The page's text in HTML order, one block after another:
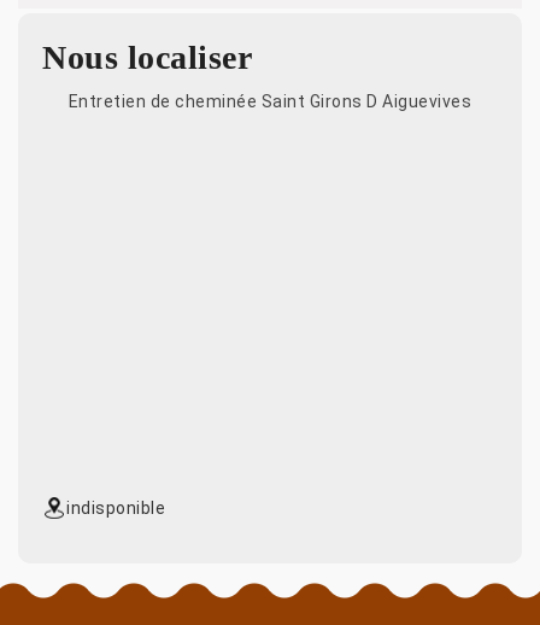
Nous localiser
Entretien de cheminée Saint Girons D Aiguevives
indisponible